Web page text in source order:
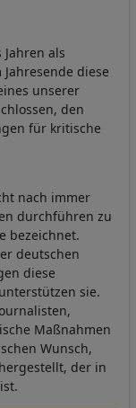
als
diese
unserer
den
für kritische
nach immer
durchführen zu
bezeichnet.
deutschen
diese
sie.
Maßnahmen
Wunsch,
der in